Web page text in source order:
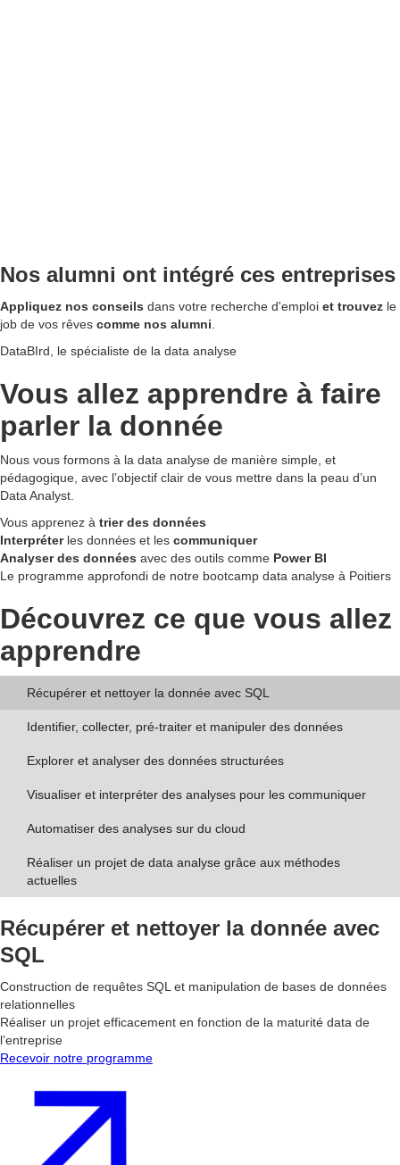
Nos alumni ont intégré ces entreprises
Appliquez nos conseils dans votre recherche d'emploi et trouvez le
job de vos rêves comme nos alumni.
DataBIrd, le spécialiste de la data analyse
Vous allez apprendre à faire
parler la donnée
Nous vous formons à la data analyse de manière simple, et
pédagogique, avec l’objectif clair de vous mettre dans la peau d’un
Data Analyst.
Vous apprenez à trier des données
Interpréter les données et les communiquer
Analyser des données avec des outils comme Power BI
Le programme approfondi de notre bootcamp data analyse à Poitiers
Découvrez ce que vous allez
apprendre
Récupérer et nettoyer la donnée avec SQL
Identifier, collecter, pré-traiter et manipuler des données
Explorer et analyser des données structurées
Visualiser et interpréter des analyses pour les communiquer
Automatiser des analyses sur du cloud
Réaliser un projet de data analyse grâce aux méthodes
actuelles
Récupérer et nettoyer la donnée avec
SQL
Construction de requêtes SQL et manipulation de bases de données
relationnelles
Réaliser un projet efficacement en fonction de la maturité data de
l’entreprise
Recevoir notre programme